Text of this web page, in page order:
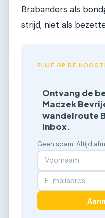
Brabanders als
strijd, niet als
BLIJF OP DE
Ontvang de
Maczek
wandelroute
inbox.
Geen spam. Altijd